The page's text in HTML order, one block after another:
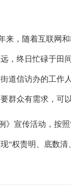
来，随着互联网
，终日忙碌于
道信访办的工
群众有需求，可
》宣传活动，按
“权责明、底数清